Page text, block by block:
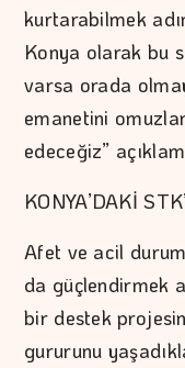
kurtarabilmek
Konya olarak bu
varsa orada
emanetini
edeceğiz”
KONYA’DAKİ
Afet ve acil
da güçlendirmek
bir destek
gururunu